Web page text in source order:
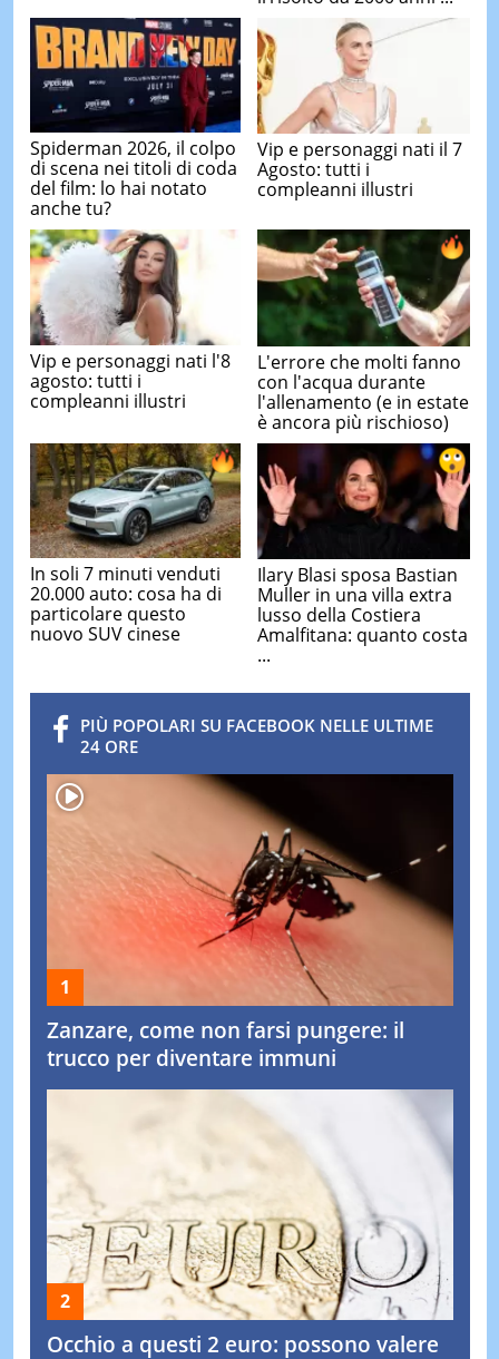
Spiderman 2026, il colpo
di scena nei titoli di coda
del film: lo hai notato
anche tu?
Vip e personaggi nati il 7
Agosto: tutti i
compleanni illustri
Vip e personaggi nati l'8
agosto: tutti i
compleanni illustri
L'errore che molti fanno
con l'acqua durante
l'allenamento (e in estate
è ancora più rischioso)
In soli 7 minuti venduti
20.000 auto: cosa ha di
particolare questo
nuovo SUV cinese
Ilary Blasi sposa Bastian
Muller in una villa extra
lusso della Costiera
Amalfitana: quanto costa
...
PIÙ POPOLARI SU FACEBOOK NELLE ULTIME
24 ORE
Zanzare, come non farsi pungere: il
trucco per diventare immuni
Occhio a questi 2 euro: possono valere